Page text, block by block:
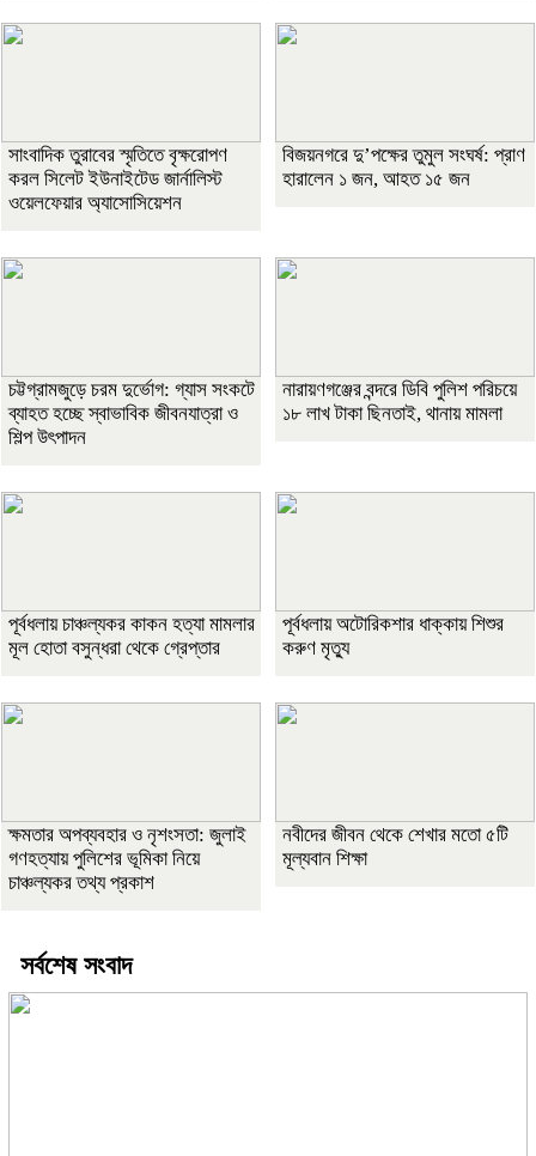
সাংবাদিক তুরাবের স্মৃতিতে বৃক্ষরোপণ
করল সিলেট ইউনাইটেড জার্নালিস্ট
ওয়েলফেয়ার অ্যাসোসিয়েশন
বিজয়নগরে দু’পক্ষের তুমুল সংঘর্ষ: প্রাণ
হারালেন ১ জন, আহত ১৫ জন
চট্টগ্রামজুড়ে চরম দুর্ভোগ: গ্যাস সংকটে
ব্যাহত হচ্ছে স্বাভাবিক জীবনযাত্রা ও
শিল্প উৎপাদন
নারায়ণগঞ্জের বন্দরে ডিবি পুলিশ পরিচয়ে
১৮ লাখ টাকা ছিনতাই, থানায় মামলা
পূর্বধলায় চাঞ্চল্যকর কাকন হত্যা মামলার
মূল হোতা বসুন্ধরা থেকে গ্রেপ্তার
পূর্বধলায় অটোরিকশার ধাক্কায় শিশুর
করুণ মৃত্যু
ক্ষমতার অপব্যবহার ও নৃশংসতা: জুলাই
গণহত্যায় পুলিশের ভূমিকা নিয়ে
চাঞ্চল্যকর তথ্য প্রকাশ
নবীদের জীবন থেকে শেখার মতো ৫টি
মূল্যবান শিক্ষা
সর্বশেষ সংবাদ